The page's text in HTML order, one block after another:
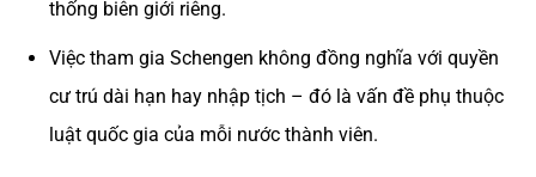
thống biên giới riêng.
Việc tham gia Schengen không đồng nghĩa với quyền
cư trú dài hạn hay nhập tịch – đó là vấn đề phụ thuộc
luật quốc gia của mỗi nước thành viên.